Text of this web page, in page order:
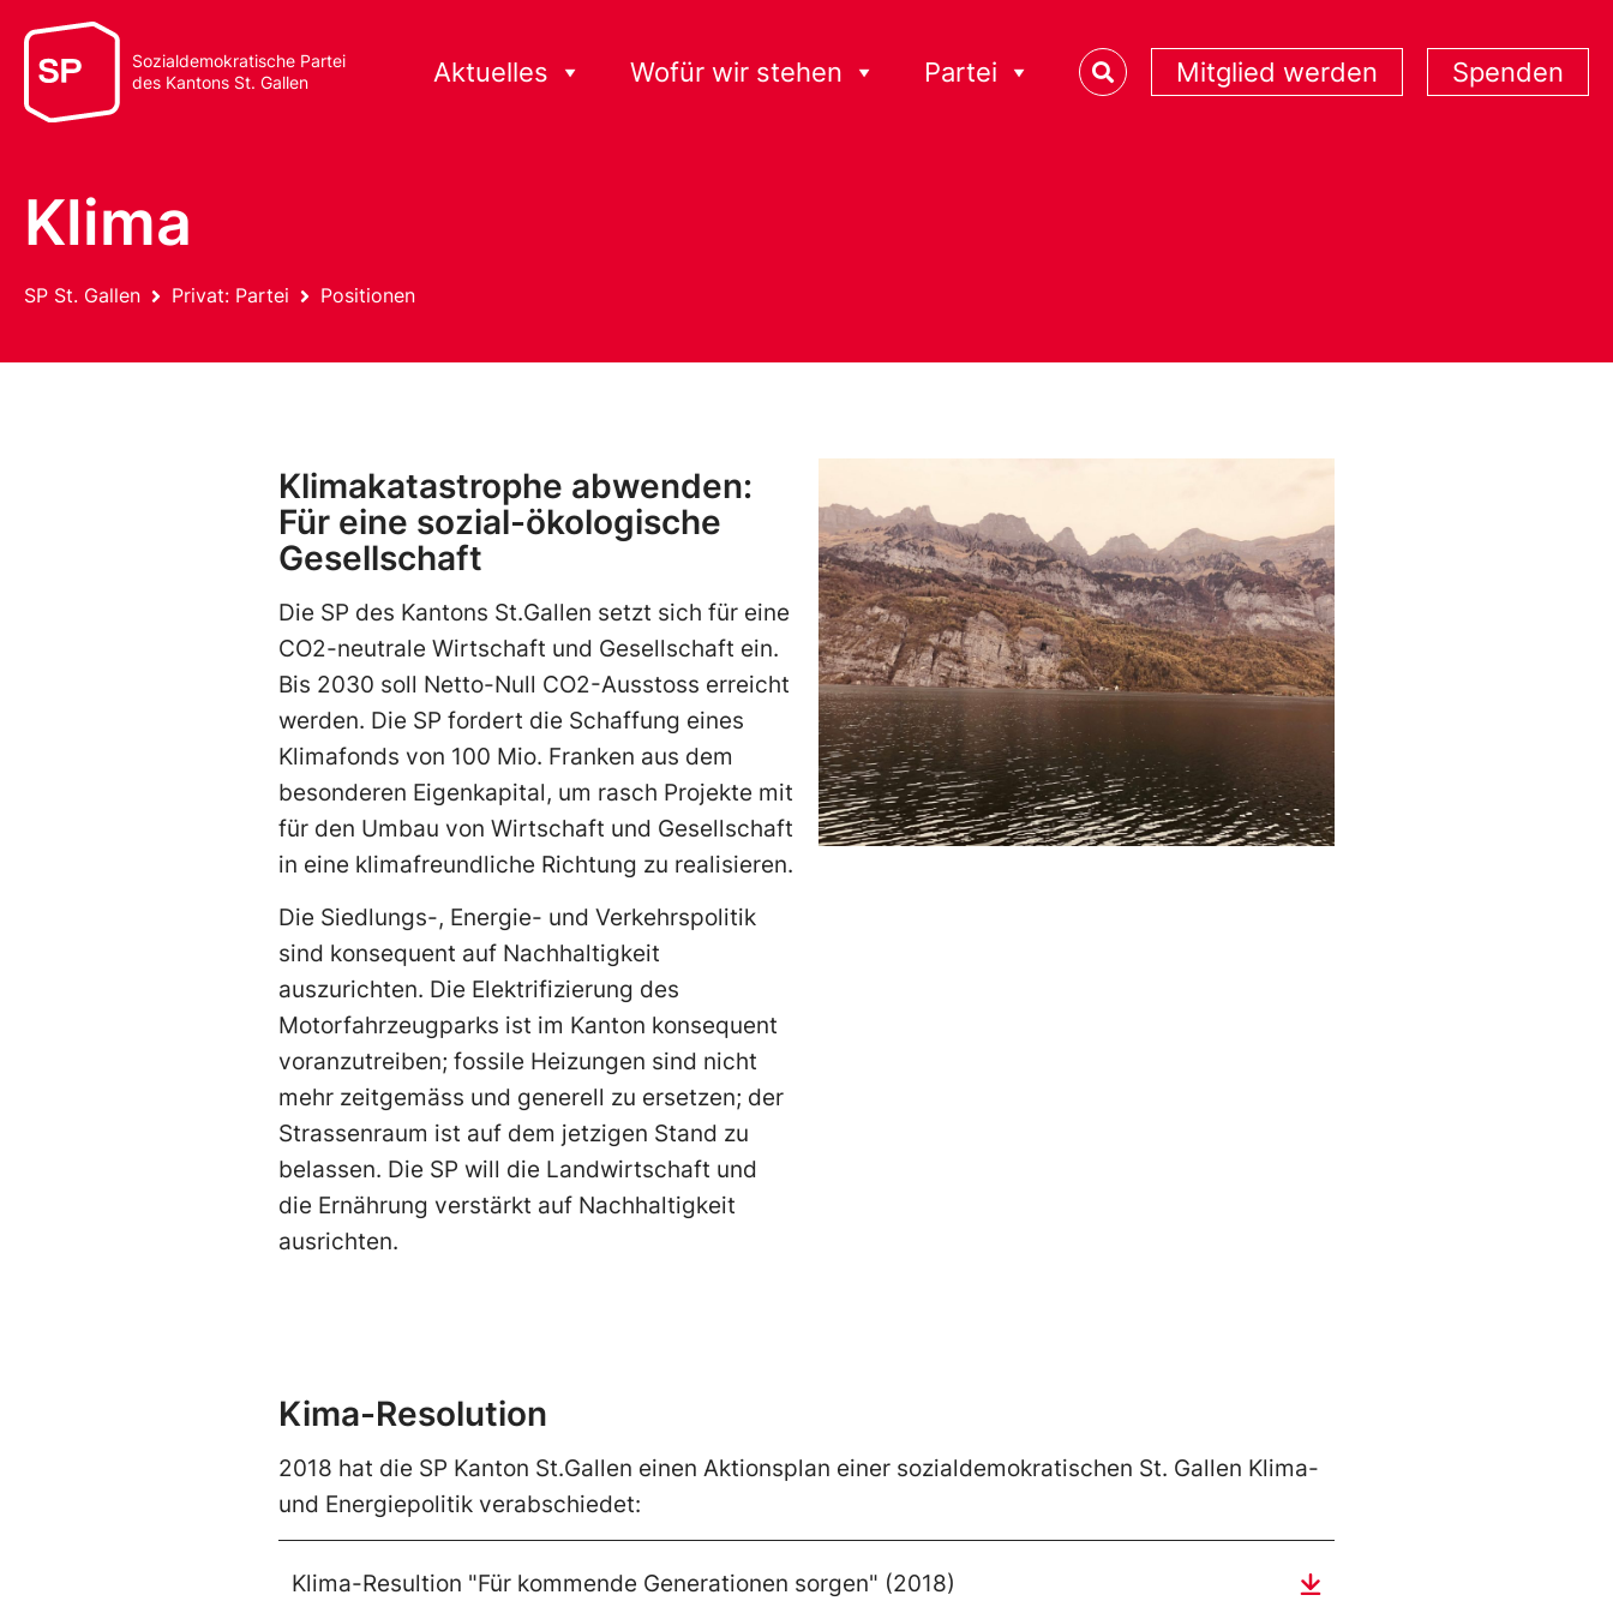
Sozialdemokratische Partei
des Kantons St. Gallen
Aktuelles Wofür wir stehen Partei Mitglied werden Spenden
Klima
SP St. Gallen Privat: Partei Positionen
Klimakatastrophe abwenden:
Für eine sozial-ökologische
Gesellschaft
Die SP des Kantons St.Gallen setzt sich für eine
CO2-neutrale Wirtschaft und Gesellschaft ein.
Bis 2030 soll Netto-Null CO2-Ausstoss erreicht
werden. Die SP fordert die Schaffung eines
Klimafonds von 100 Mio. Franken aus dem
besonderen Eigenkapital, um rasch Projekte mit
für den Umbau von Wirtschaft und Gesellschaft
in eine klimafreundliche Richtung zu realisieren.
Die Siedlungs-, Energie- und Verkehrspolitik
sind konsequent auf Nachhaltigkeit
auszurichten. Die Elektrifizierung des
Motorfahrzeugparks ist im Kanton konsequent
voranzutreiben; fossile Heizungen sind nicht
mehr zeitgemäss und generell zu ersetzen; der
Strassenraum ist auf dem jetzigen Stand zu
belassen. Die SP will die Landwirtschaft und
die Ernährung verstärkt auf Nachhaltigkeit
ausrichten.
Kima-Resolution
2018 hat die SP Kanton St.Gallen einen Aktionsplan einer sozialdemokratischen St. Gallen Klima-
und Energiepolitik verabschiedet:
Klima-Resultion "Für kommende Generationen sorgen" (2018)